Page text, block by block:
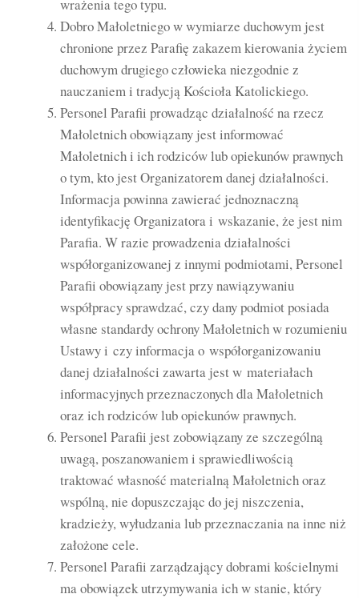
wrażenia tego typu.
Dobro Małoletniego w wymiarze duchowym jest
chronione przez Parafię zakazem kierowania życiem
duchowym drugiego człowieka niezgodnie z
nauczaniem i tradycją Kościoła Katolickiego.
Personel Parafii prowadząc działalność na rzecz
Małoletnich obowiązany jest informować
Małoletnich i ich rodziców lub opiekunów prawnych
o tym, kto jest Organizatorem danej działalności.
Informacja powinna zawierać jednoznaczną
identyfikację Organizatora i wskazanie, że jest nim
Parafia. W razie prowadzenia działalności
współorganizowanej z innymi podmiotami, Personel
Parafii obowiązany jest przy nawiązywaniu
współpracy sprawdzać, czy dany podmiot posiada
własne standardy ochrony Małoletnich w rozumieniu
Ustawy i czy informacja o współorganizowaniu
danej działalności zawarta jest w materiałach
informacyjnych przeznaczonych dla Małoletnich
oraz ich rodziców lub opiekunów prawnych.
Personel Parafii jest zobowiązany ze szczególną
uwagą, poszanowaniem i sprawiedliwością
traktować własność materialną Małoletnich oraz
wspólną, nie dopuszczając do jej niszczenia,
kradzieży, wyłudzania lub przeznaczania na inne niż
założone cele.
Personel Parafii zarządzający dobrami kościelnymi
ma obowiązek utrzymywania ich w stanie, który